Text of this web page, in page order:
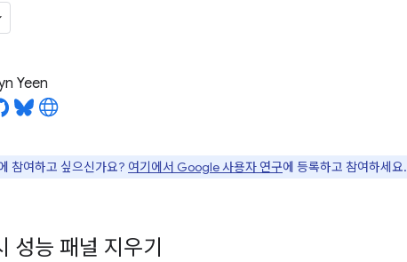
Yeen
참여하고 싶으신가요? 여기에서 Google 사용자 연구에 등록하고 참여하세요.
성능 패널 지우기